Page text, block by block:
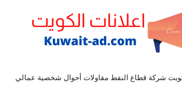
شركة قطاع النفط مقاولات أحوال شخصية عمالي